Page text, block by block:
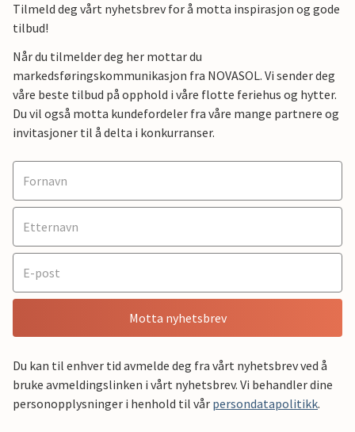
Tilmeld deg vårt nyhetsbrev for å motta inspirasjon og gode
tilbud!
Når du tilmelder deg her mottar du
markedsføringskommunikasjon fra NOVASOL. Vi sender deg
våre beste tilbud på opphold i våre flotte feriehus og hytter.
Du vil også motta kundefordeler fra våre mange partnere og
invitasjoner til å delta i konkurranser.
Motta nyhetsbrev
Du kan til enhver tid avmelde deg fra vårt nyhetsbrev ved å
bruke avmeldingslinken i vårt nyhetsbrev. Vi behandler dine
personopplysninger i henhold til vår persondatapolitikk.